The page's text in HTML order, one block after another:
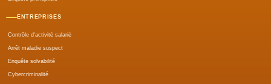
ENTREPRISES
Contrôle d'activité salarié
Arrêt maladie suspect
Enquête solvabilité
Cybercriminalité